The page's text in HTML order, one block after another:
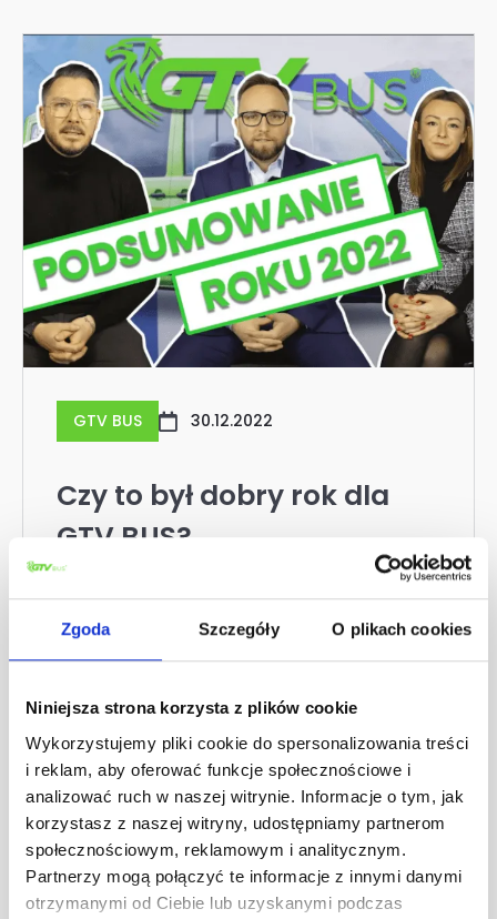
Zgoda Szczegóły O plikach cookies
Niniejsza strona korzysta z plików cookie
Wykorzystujemy pliki cookie do spersonalizowania treści
i reklam, aby oferować funkcje społecznościowe i
analizować ruch w naszej witrynie. Informacje o tym, jak
korzystasz z naszej witryny, udostępniamy partnerom
społecznościowym, reklamowym i analitycznym.
Partnerzy mogą połączyć te informacje z innymi danymi
otrzymanymi od Ciebie lub uzyskanymi podczas
GTV BUS 30.12.2022
Czy to był dobry rok dla
GTV BUS?
To idealny moment na
podsumowanie tych 365 dni.